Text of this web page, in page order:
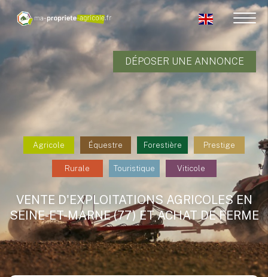
DÉPOSER UNE ANNONCE
Agricole Équestre Forestière Prestige
Rurale Touristique Viticole
VENTE D'EXPLOITATIONS AGRICOLES EN
SEINE-ET-MARNE (77) ET ACHAT DE FERME